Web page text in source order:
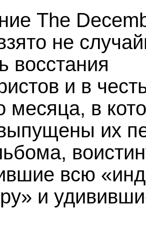
The
не
восстания
и в
месяца, в
их
всю
и